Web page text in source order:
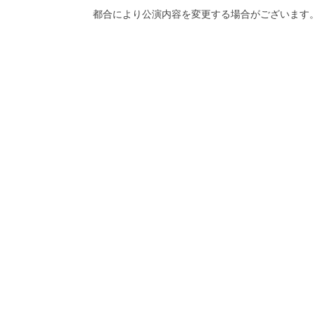
都合により公演内容を変更する場合がございます